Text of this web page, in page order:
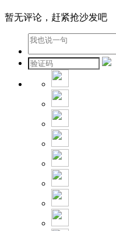
暂无评论，赶紧抢沙发吧